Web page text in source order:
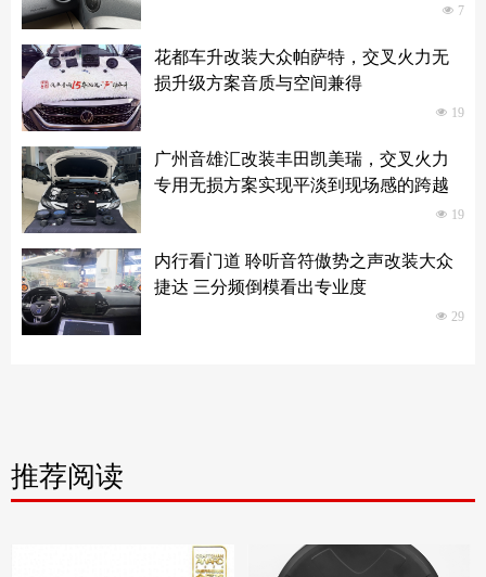
넶 7
花都车升改装大众帕萨特，交叉火力无
损升级方案音质与空间兼得
넶 19
广州音雄汇改装丰田凯美瑞，交叉火力
专用无损方案实现平淡到现场感的跨越
넶 19
内行看门道 聆听音符傲势之声改装大众
捷达 三分频倒模看出专业度
넶 29
推荐阅读